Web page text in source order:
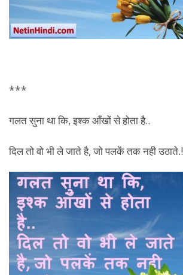
***
गलत सुना था कि, इश्क आँखों से होता है..
दिल तो वो भी ले जाते है, जो पलकें तक नही उठाते.!